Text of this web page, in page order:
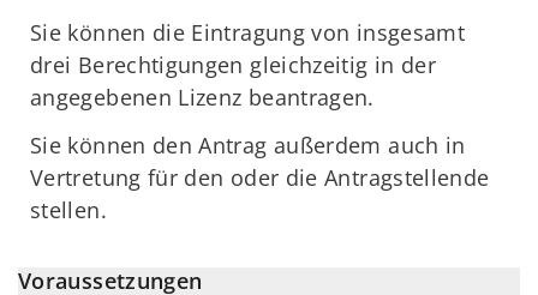
Sie können die Eintragung von insgesamt
drei Berechtigungen gleichzeitig in der
angegebenen Lizenz beantragen.
Sie können den Antrag außerdem auch in
Vertretung für den oder die Antragstellende
stellen.
Voraussetzungen